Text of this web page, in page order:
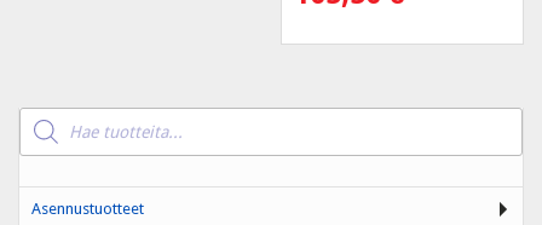
Products
search
Asennustuotteet